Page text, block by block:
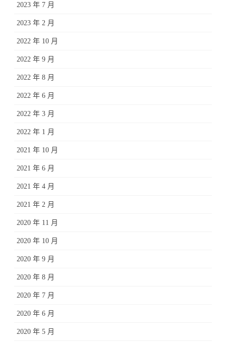
2023 年 7 月
2023 年 2 月
2022 年 10 月
2022 年 9 月
2022 年 8 月
2022 年 6 月
2022 年 3 月
2022 年 1 月
2021 年 10 月
2021 年 6 月
2021 年 4 月
2021 年 2 月
2020 年 11 月
2020 年 10 月
2020 年 9 月
2020 年 8 月
2020 年 7 月
2020 年 6 月
2020 年 5 月